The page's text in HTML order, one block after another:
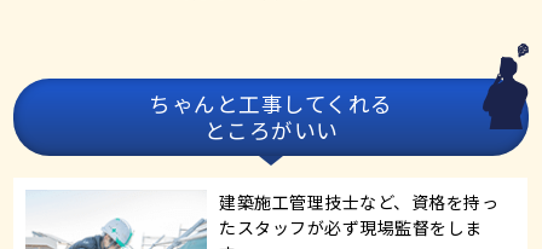
ちゃんと工事してくれる
ところがいい
建築施工管理技士など、資格を持っ
たスタッフが必ず現場監督をしま
す。